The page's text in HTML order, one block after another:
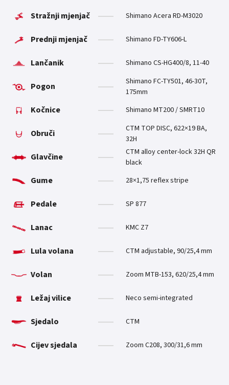
Stražnji mjenjač Shimano Acera RD-M3020
Prednji mjenjač Shimano FD-TY606-L
Lančanik Shimano CS-HG400/8, 11-40
Pogon
Shimano FC-TY501, 46-30T,
175mm
Kočnice Shimano MT200 / SMRT10
Obruči
CTM TOP DISC, 622×19 BA,
32H
Glavčine
CTM alloy center-lock 32H QR
black
Gume 28×1,75 reflex stripe
Pedale SP 877
Lanac KMC Z7
Lula volana CTM adjustable, 90/25,4 mm
Volan Zoom MTB-153, 620/25,4 mm
Ležaj vilice Neco semi-integrated
Sjedalo CTM
Cijev sjedala Zoom C208, 300/31,6 mm